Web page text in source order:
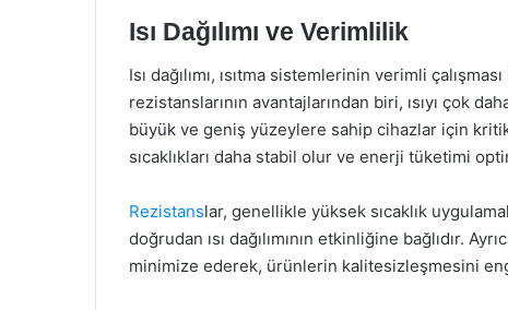
Isı Dağılımı ve Verimlilik
Isı dağılımı, ısıtma sistemlerinin verimli
rezistanslarının avantajlarından biri, ısıyı çok
büyük ve geniş yüzeylere sahip cihazlar için
sıcaklıkları daha stabil olur ve enerji tüketimi
Rezistanslar, genellikle yüksek sıcaklık
doğrudan ısı dağılımının etkinliğine bağlıdır.
minimize ederek, ürünlerin kalitesizleşmesini